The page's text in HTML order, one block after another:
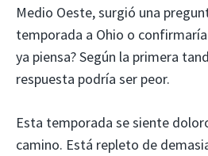
Medio Oeste, surgió una
temporada a Ohio o
ya piensa? Según la primera
respuesta podría ser peor.
Esta temporada se siente
camino. Está repleto de